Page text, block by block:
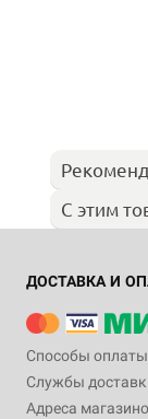
С этим
ДОСТАВКА И
Способы оплаты
Службы
Адреса